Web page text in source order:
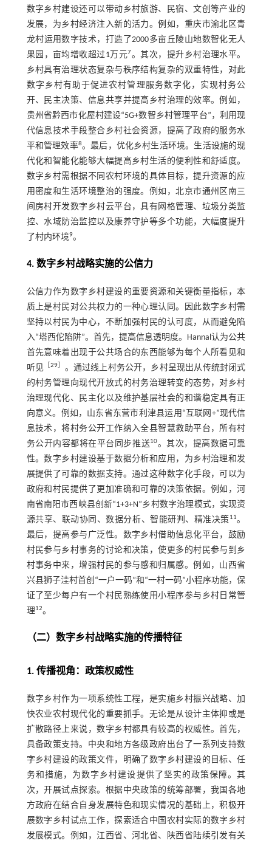
数字乡村建设还可以带动乡村旅游、民宿、文创等产业的
发展，为乡村经济注入新的活力。例如，重庆市渝北区青
龙村运用数字技术，打造了2000多亩丘陵山地数智化无人
果园，亩均增收超过1万元7。其次，提升乡村治理水平。
乡村具有治理状态复杂与秩序结构复杂的双重特性，对此
数字乡村有助于促进农村管理服务数字化，实现村务公
开、民主决策、信息共享并提高乡村治理的效率。例如，
贵州省黔西市化屋村建设“5G+数智乡村管理平台”，利用现
代信息技术手段整合乡村社会资源，提高了政府的服务水
平和管理效率8。最后，优化乡村生活环境。生活设施的现
代化和智能化能够大幅提高乡村生活的便利性和舒适度。
数字乡村需根据不同农村环境的具体目标，提升资源的应
用密度和生活环境整治的强度。例如，北京市通州区南三
间房村开发数字乡村云平台，具有网格管理、垃圾分类监
控、水域防治监控以及康养守护等多个功能，大幅度提升
了村内环境9。
4. 数字乡村战略实施的公信力
公信力作为数字乡村建设的重要资源和关键衡量指标，本
质上是村民对公共权力的一种心理认同。因此数字乡村需
坚持以村民为中心，不断加强村民的认可度，从而避免陷
入“塔西佗陷阱”。首先，提高信息透明度。Hannal认为公共
首先意味着出现于公共场合的东西能够为每个人所看见和
听见 ［29
。通过线上村务公开，乡村呈现出从传统封闭式
的村务管理向现代开放式的村务治理转变的态势，对乡村
治理现代化、民主化以及维护基层社会的和谐稳定具有正
向意义。例如，山东省东营市利津县运用“互联网+”现代信
息技术，将村务公开工作纳入全县智慧救助平台，所有村
务公开内容都将在平台同步推送10。其次，提高数据可靠
性。数字乡村建设基于数据分析和应用，为乡村治理和发
展提供了可靠的数据支持。通过这种数字化手段，可以为
政府和村民提供了更加准确和可靠的决策依据。例如，河
南省南阳市西峡县创新“1+3+N”乡村数字治理模式，实现资
源共享、联动协同、数据分析、智能研判、精准决策11。
最后，提高参与广泛性。数字乡村借助信息化平台，鼓励
村民参与乡村事务的讨论和决策，使更多的村民参与到乡
村事务中来，增强村民的参与感和归属感。例如，山西省
兴县狮子洼村首创“一户一码”和“一村一码”小程序功能，保
证了至少每户有一个村民熟练使用小程序参与乡村日常管
理12。
（二）数字乡村战略实施的传播特征
1. 传播视角：政策权威性
数字乡村作为一项系统性工程，是实施乡村振兴战略、加
快农业农村现代化的重要抓手。无论是从设计主体抑或是
扩散路径上来说，数字乡村都具有较高的权威性。首先，
具备政策支持。中央和地方各级政府出台了一系列支持数
字乡村建设的政策文件，明确了数字乡村建设的目标、任
务和措施，为数字乡村建设提供了坚实的政策保障。其
次，开展试点探索。根据中央政策的统筹部署，我国各地
方政府在结合自身发展特色和现实情况的基础上，积极开
展数字乡村试点工作，探索适合中国农村实际的数字乡村
发展模式。例如，江西省、河北省、陕西省陆续引发有关